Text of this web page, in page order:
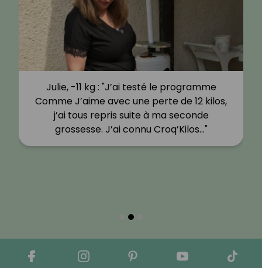
Julie, -11 kg : "J’ai testé le programme
Comme J’aime avec une perte de 12 kilos,
j’ai tous repris suite à ma seconde
grossesse. J’ai connu Croq’Kilos…"